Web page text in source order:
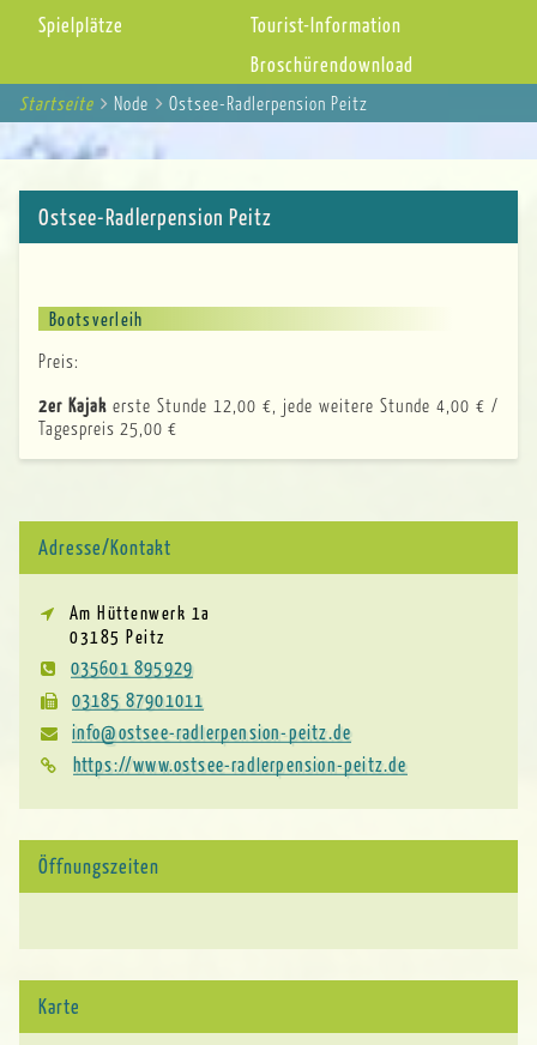
Spielplätze
Tourist-Information
Broschürendownload
Breadcrumbs
You
are
here:
Startseite Node Ostsee-Radlerpension Peitz
Ostsee-Radlerpension Peitz
Bootsverleih
Preis:
2er Kajak erste Stunde 12,00 €, jede weitere Stunde 4,00 € /
Tagespreis 25,00 €
Adresse/Kontakt
Am Hüttenwerk 1a
03185 Peitz
035601 895929
03185 87901011
info@ostsee-radlerpension-peitz.de
https://www.ostsee-radlerpension-peitz.de
Öffnungszeiten
Karte